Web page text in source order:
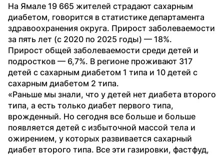
На Ямале 19 665 жителей страдают сахарным
диабетом, говорится в статистике департамента
здравоохранения округа. Прирост заболеваемости
за пять лет (с 2020 по 2025 годы) — 18%.
Прирост общей заболеваемости среди детей и
подростков — 6,7%. В регионе проживают 317
детей с сахарным диабетом 1 типа и 10 детей с
сахарным диабетом 2 типа.
«Раньше мы знали, что у детей нет диабета второго
типа, а есть только диабет первого типа,
врожденный. Но сегодня все больше и больше
появляется детей с избыточной массой тела и
ожирением, у которых развивается сахарный
диабет второго типа. Все эти газировки, фастфуд,